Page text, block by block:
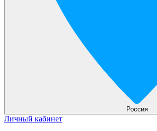
Россия
Личный кабинет